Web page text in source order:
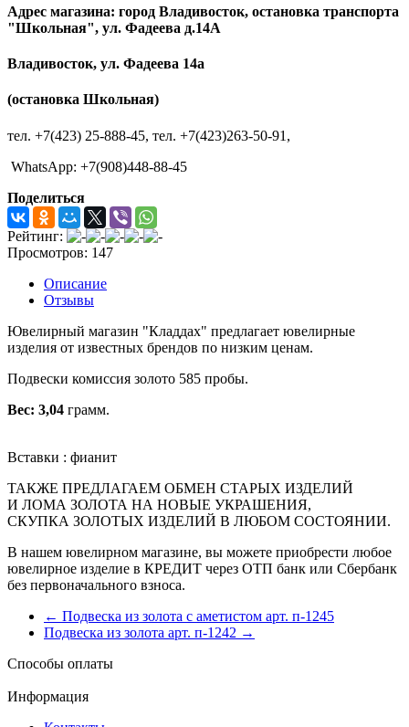
Адрес магазина: город Владивосток, остановка транспорта
"Школьная", ул. Фадеева д.14А
Владивосток, ул. Фадеева 14а
(остановка Школьная)
тел. +7(423) 25-888-45, тел. +7(423)263-50-91,
WhatsApp: +7(908)448-88-45
Поделиться
Рейтинг:
Просмотров: 147
Описание
Отзывы
Ювелирный магазин "Кладдах" предлагает ювелирные
изделия от известных брендов по низким ценам.
Подвески комиссия золото 585 пробы.
Вес: 3,04 грамм.
Вставки : фианит
ТАКЖЕ ПРЕДЛАГАЕМ ОБМЕН СТАРЫХ ИЗДЕЛИЙ
И ЛОМА ЗОЛОТА НА НОВЫЕ УКРАШЕНИЯ,
СКУПКА ЗОЛОТЫХ ИЗДЕЛИЙ В ЛЮБОМ СОСТОЯНИИ.
В нашем ювелирном магазине, вы можете приобрести любое
ювелирное изделие в КРЕДИТ через ОТП банк или Сбербанк
без первоначального взноса.
← Подвеска из золота с аметистом арт. п-1245
Подвеска из золота арт. п-1242 →
Способы оплаты
Информация